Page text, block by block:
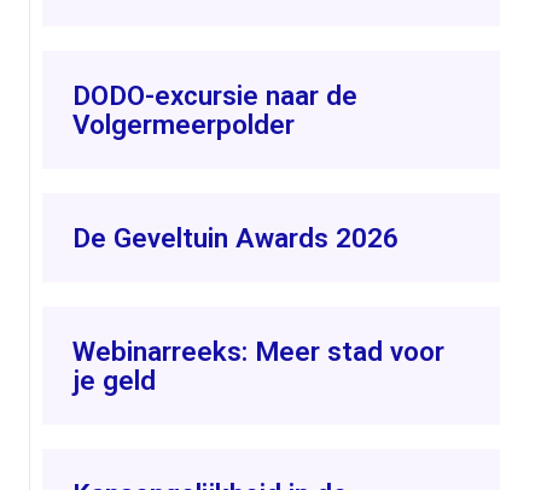
DODO-excursie naar de
Volgermeerpolder
De Geveltuin Awards 2026
Webinarreeks: Meer stad voor
je geld